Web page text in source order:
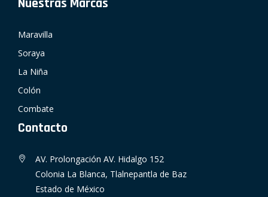
Nuestras Marcas
Maravilla
Soraya
La Niña
Colón
Combate
Contacto
AV. Prolongación AV. Hidalgo 152
Colonia La Blanca, Tlalnepantla de Baz
Estado de México